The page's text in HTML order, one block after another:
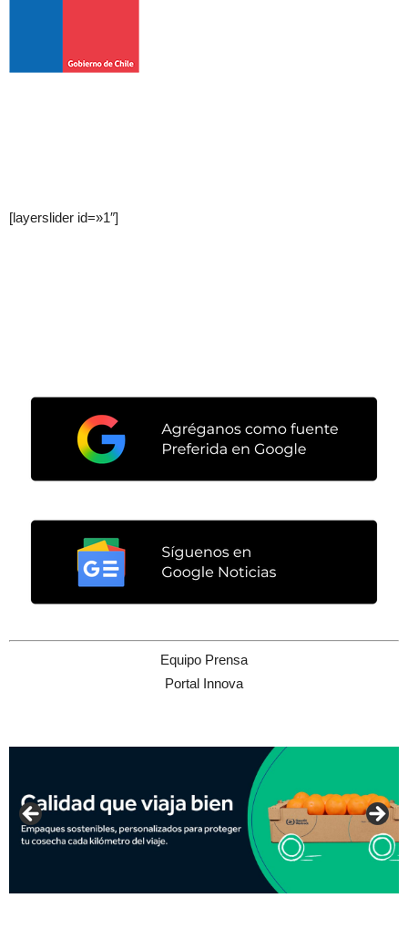
[layerslider id=»1″]
Equipo Prensa
Portal Innova